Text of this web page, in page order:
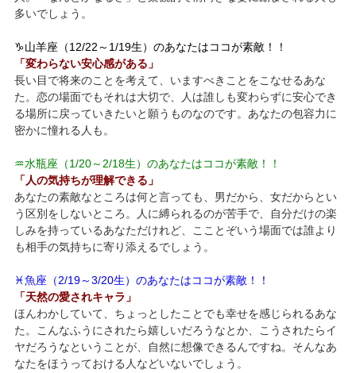
多いでしょう。
♑山羊座（12/22～1/19生）のあなたはココが素敵！！
「変わらない安心感がある」
長い目で将来のことを考えて、いますべきことをこなせるあな
た。恋の場面でもそれは大切で、人は誰しも変わらずに安心でき
る場所に戻っていきたいと願うものなのです。あなたの包容力に
密かに憧れる人も。
♒水瓶座（1/20～2/18生）のあなたはココが素敵！！
「人の気持ちが理解できる」
あなたの素敵なところは何と言っても、男だから、女だからとい
う区別をしないところ。人に縛られるのが苦手で、自分だけの楽
しみを持っているあなただけれど、こことぞいう場面では誰より
も相手の気持ちに寄り添えるでしょう。
♓魚座（2/19～3/20生）のあなたはココが素敵！！
「天然の愛されキャラ」
ほんわかしていて、ちょっとしたことでも幸せを感じられるあな
た。こんなふうにされたら嬉しいだろうなとか、こうされたらイ
ヤだろうなということが、自然に想像できるんですね。そんなあ
なたをほうっておける人などいないでしょう。